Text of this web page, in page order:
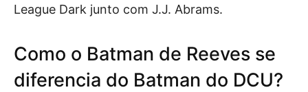
League Dark junto com J.J. Abrams.
Como o Batman de Reeves se
diferencia do Batman do DCU?